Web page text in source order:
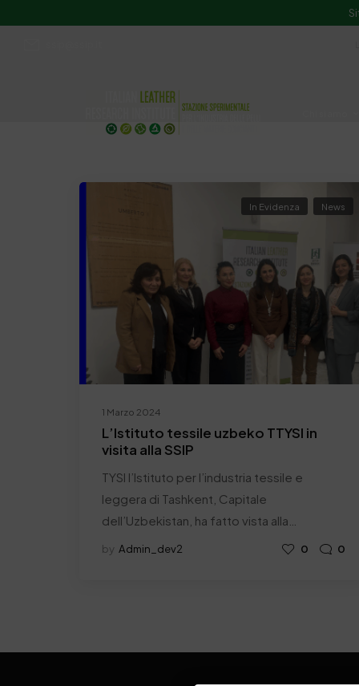
1 Marzo 2024
In Evidenza News
L’Istituto tessile uzbeko TTYSI in
visita alla SSIP
TYSI l’Istituto per l’industria tessile e
leggera di Tashkent, Capitale
dell’Uzbekistan, ha fatto vista alla…
by Admin_dev2 0 0